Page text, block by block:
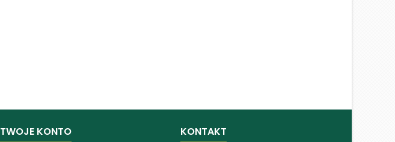
TWOJE KONTO KONTAKT